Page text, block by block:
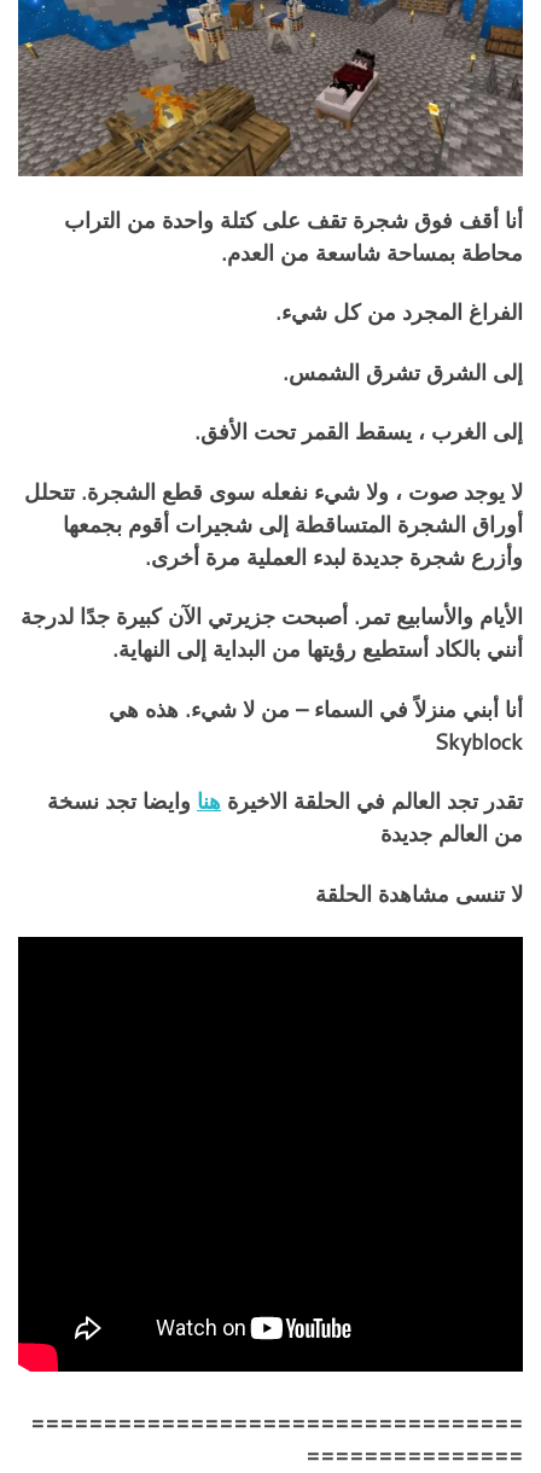
أنا أقف فوق شجرة تقف على كتلة واحدة من التراب
محاطة بمساحة شاسعة من العدم.
الفراغ المجرد من كل شيء.
إلى الشرق تشرق الشمس.
إلى الغرب ، يسقط القمر تحت الأفق.
لا يوجد صوت ، ولا شيء نفعله سوى قطع الشجرة. تتحلل
أوراق الشجرة المتساقطة إلى شجيرات أقوم بجمعها
وأزرع شجرة جديدة لبدء العملية مرة أخرى.
الأيام والأسابيع تمر. أصبحت جزيرتي الآن كبيرة جدًا لدرجة
أنني بالكاد أستطيع رؤيتها من البداية إلى النهاية.
أنا أبني منزلاً في السماء – من لا شيء. هذه هي
Skyblock
تقدر تجد العالم في الحلقة الاخيرة هنا وايضا تجد نسخة
من العالم جديدة
لا تنسى مشاهدة الحلقة
==================================
===============